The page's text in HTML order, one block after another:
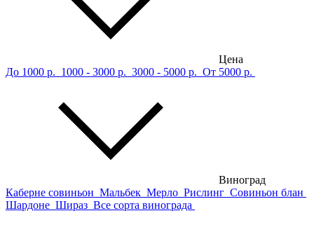
Цена
До 1000 р. 1000 - 3000 р. 3000 - 5000 р. От 5000 р.
Виноград
Каберне совиньон Мальбек Мерло Рислинг Совиньон блан
Шардоне Шираз Все сорта винограда